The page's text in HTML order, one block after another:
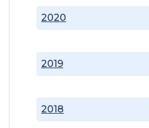
2018
2019
2020